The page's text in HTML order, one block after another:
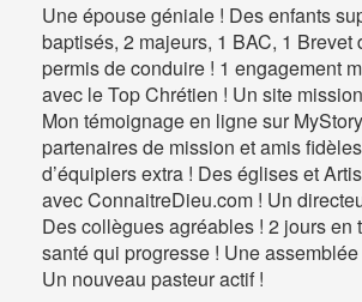
Une épouse géniale ! Des enfants
baptisés, 2 majeurs, 1 BAC, 1 Brevet
permis de conduire ! 1 engagement
avec le Top Chrétien ! Un site
Mon témoignage en ligne sur
partenaires de mission et amis
d’équipiers extra ! Des églises et
avec ConnaitreDieu.com ! Un
Des collègues agréables ! 2 jours en
santé qui progresse ! Une
Un nouveau pasteur actif !